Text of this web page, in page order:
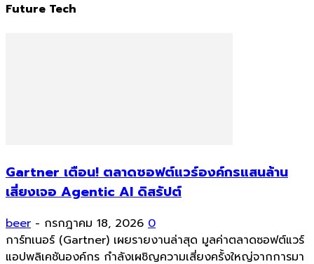
Future Tech
Gartner เตือน! ตลาดซอฟต์แวร์องค์กรแสนล้าน
เสี่ยงเจอ Agentic AI ดิสรัปต์
beer - กรกฎาคม 18, 2026 0
การ์ทเนอร์ (Gartner) เผยรายงานล่าสุด มูลค่าตลาดซอฟต์แวร์
แอปพลิเคชันองค์กร กำลังเผชิญความเสี่ยงครั้งใหญ่จากการมา